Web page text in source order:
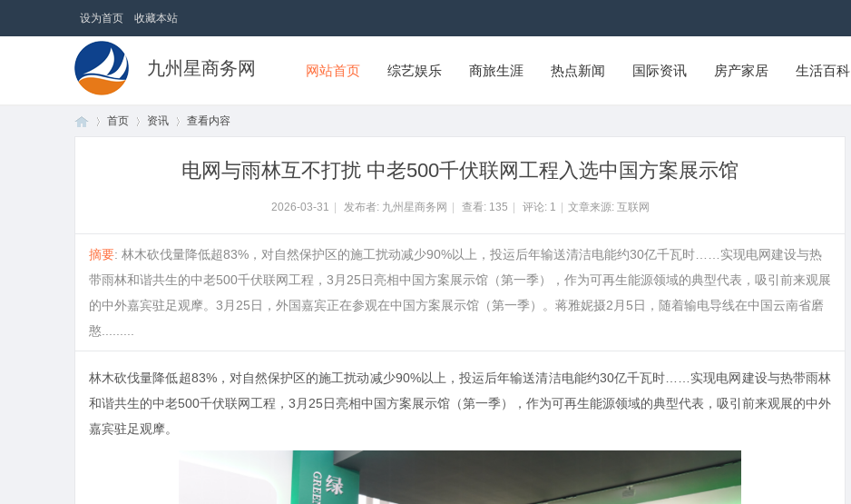
设为首页 收藏本站
九州星商务网 网站首页 综艺娱乐 商旅生涯 热点新闻 国际资讯 房产家居 生活百科
首页 资讯 查看内容
电网与雨林互不打扰 中老500千伏联网工程入选中国方案展示馆
2026-03-31 发布者: 九州星商务网 查看: 135 评论: 1 文章来源: 互联网
摘要: 林木砍伐量降低超83%，对自然保护区的施工扰动减少90%以上，投运后年输送清洁电能约30亿千瓦时……实现电网建设与热
带雨林和谐共生的中老500千伏联网工程，3月25日亮相中国方案展示馆（第一季），作为可再生能源领域的典型代表，吸引前来观展
的中外嘉宾驻足观摩。3月25日，外国嘉宾正在参观在中国方案展示馆（第一季）。蒋雅妮摄2月5日，随着输电导线在中国云南省磨
憨.........
林木砍伐量降低超83%，对自然保护区的施工扰动减少90%以上，投运后年输送清洁电能约30亿千瓦时……实现电网建设与热带雨林
和谐共生的中老500千伏联网工程，3月25日亮相中国方案展示馆（第一季），作为可再生能源领域的典型代表，吸引前来观展的中外
嘉宾驻足观摩。